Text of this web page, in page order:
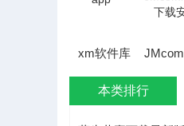
xm软件库
本类排行